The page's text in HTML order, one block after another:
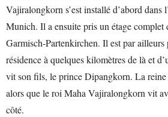
Vajiralongkorn s’est installé d’abord dans
Munich. Il a ensuite pris un étage complet
Garmisch-Partenkirchen. Il est par ailleurs
résidence à quelques kilomètres de là et
vit son fils, le prince Dipangkorn. La reine
alors que le roi Maha Vajiralongkorn vit
côté.